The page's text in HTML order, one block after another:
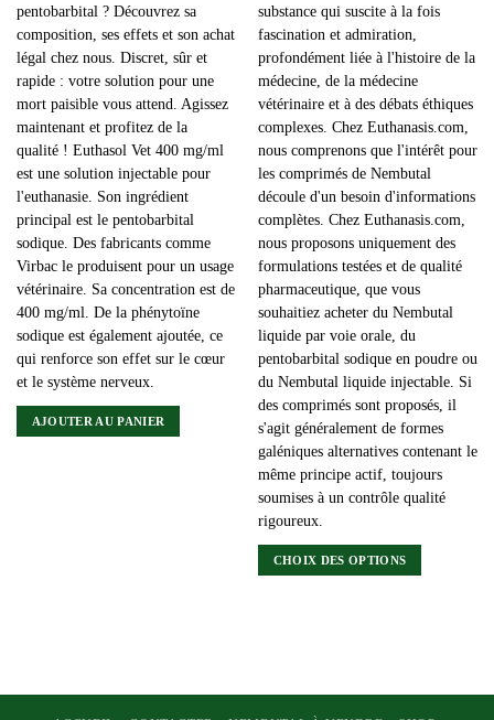
pentobarbital ? Découvrez sa
composition, ses effets et son achat
légal chez nous. Discret, sûr et
rapide : votre solution pour une
mort paisible vous attend. Agissez
maintenant et profitez de la
qualité ! Euthasol Vet 400 mg/ml
est une solution injectable pour
l'euthanasie. Son ingrédient
principal est le pentobarbital
sodique. Des fabricants comme
Virbac le produisent pour un usage
vétérinaire. Sa concentration est de
400 mg/ml. De la phénytoïne
sodique est également ajoutée, ce
qui renforce son effet sur le cœur
et le système nerveux.
AJOUTER AU PANIER
substance qui suscite à la fois
fascination et admiration,
profondément liée à l'histoire de la
médecine, de la médecine
vétérinaire et à des débats éthiques
complexes. Chez Euthanasis.com,
nous comprenons que l'intérêt pour
les comprimés de Nembutal
découle d'un besoin d'informations
complètes. Chez Euthanasis.com,
nous proposons uniquement des
formulations testées et de qualité
pharmaceutique, que vous
souhaitiez acheter du Nembutal
liquide par voie orale, du
pentobarbital sodique en poudre ou
du Nembutal liquide injectable. Si
des comprimés sont proposés, il
s'agit généralement de formes
galéniques alternatives contenant le
même principe actif, toujours
soumises à un contrôle qualité
rigoureux.
CHOIX DES OPTIONS